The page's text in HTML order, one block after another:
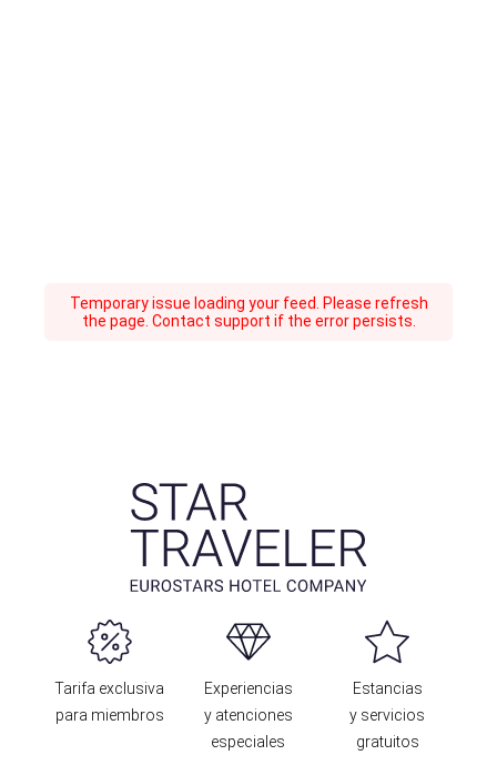
Temporary issue loading your feed. Please refresh
the page. Contact support if the error persists.
Tarifa exclusiva
para miembros
Experiencias
y atenciones
especiales
Estancias
y servicios
gratuitos